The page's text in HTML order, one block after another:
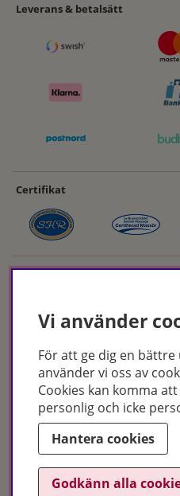
Leverans & betalsätt
Certifikat
Hudoteket erbjuder ett noga utvalt
makeup – både online och i butik.
utbildade hudterapeuter hjälper vi
behandlingar för just dina behov.
besök oss i Jönköping och Malmö.
Copyright © Hudoteket 2025
Vi använder
För att ge dig en
använder vi oss av
Cookies kan komma
personlig och icke
Hantera cookies
Godkänn alla